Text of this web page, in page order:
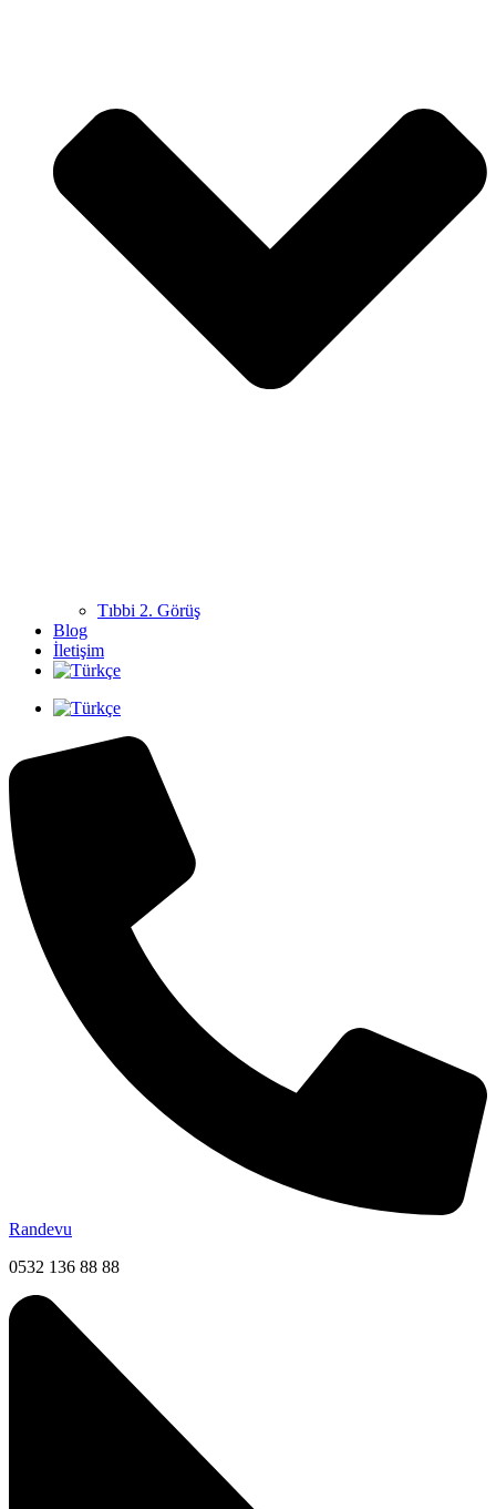
Tıbbi 2. Görüş
Blog
İletişim
Randevu
0532 136 88 88